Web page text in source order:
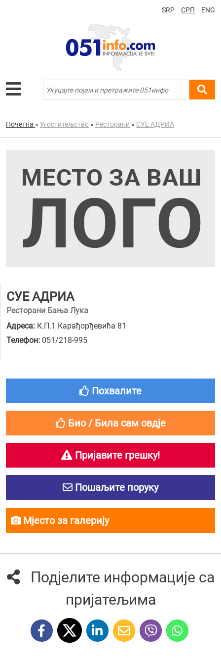
SRP СРП ENG
Почетна » Угоститељство » Ресторани » СУЕ АДРИА
СУЕ АДРИА
Ресторани Бања Лука
Адреса: К.П.1 Карађорђевића 81
Телефон: 051/218-995
Похвалите
Био / Била сам овдје
Пријавите грешку!
Пошаљите поруку
Мјесто за галерију
Подјелите информације са
пријатељима